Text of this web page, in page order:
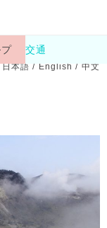
交通
日本語 / English / 中文